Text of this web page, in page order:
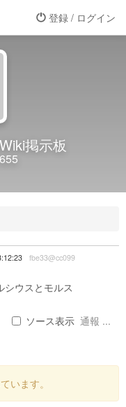
登録 / ログイン
掲示板
fbe33@cc099
シウスとモルス
ソース表示 通報 ...
います。